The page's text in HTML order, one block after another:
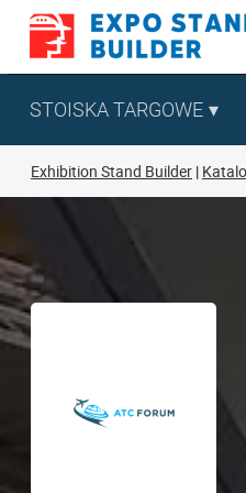
Skip
content
STOISKA TARGOWE
Exhibition Stand Builder